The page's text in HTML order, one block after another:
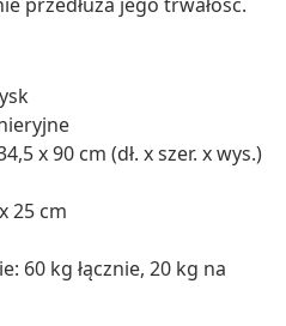
x 90 cm (dł. x szer. x wys.)
25 cm
60 kg łącznie, 20 kg na